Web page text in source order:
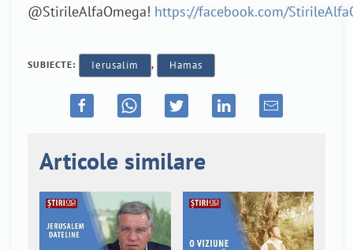
@StirileAlfaOmega! https://facebook.com/
SUBIECTE: Ierusalim , Hamas
Articole similare